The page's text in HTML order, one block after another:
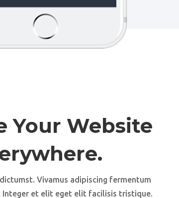
Your Website
Vivamus adipiscing fermentum
Integer et elit eget elit facilisis tristique.